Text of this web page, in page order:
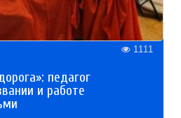
1111
педагог
и работе